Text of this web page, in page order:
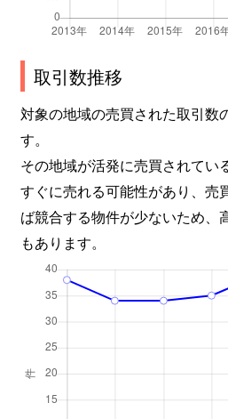
取引数推移
対象の地域の売買された取引数
す。
その地域が活発に売買されてい
すぐに売れる可能性があり、売
ば競合する物件が少ないため、
もあります。